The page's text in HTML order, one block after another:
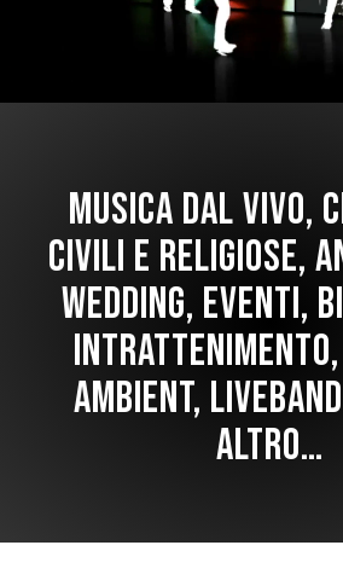
MUSICA DAL VIVO,
CIVILI E RELIGIOSE,
WEDDING, EVENTI,
AMBIENT,
ALTRO…